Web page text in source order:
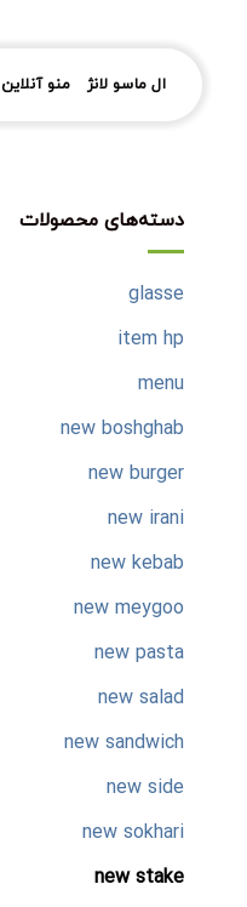
ال ماسو لانژ منو آنلاین
دسته‌های محصولات
glasse
item hp
menu
new boshghab
new burger
new irani
new kebab
new meygoo
new pasta
new salad
new sandwich
new side
new sokhari
new stake